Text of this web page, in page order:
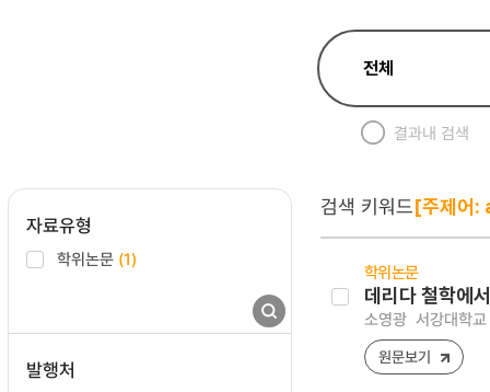
결과내 검색
자료유형
학위논문 (1)
발행처
검색 키워드[주제
학위논문
데리다 철학에
소영광 서강대학
원문보기